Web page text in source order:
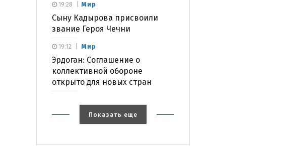
Мир
Сыну Кадырова присвоили
звание Героя Чечни
19:28
Мир
Эрдоган: Соглашение о
коллективной обороне
открыто для новых стран
19:12
Показать еще